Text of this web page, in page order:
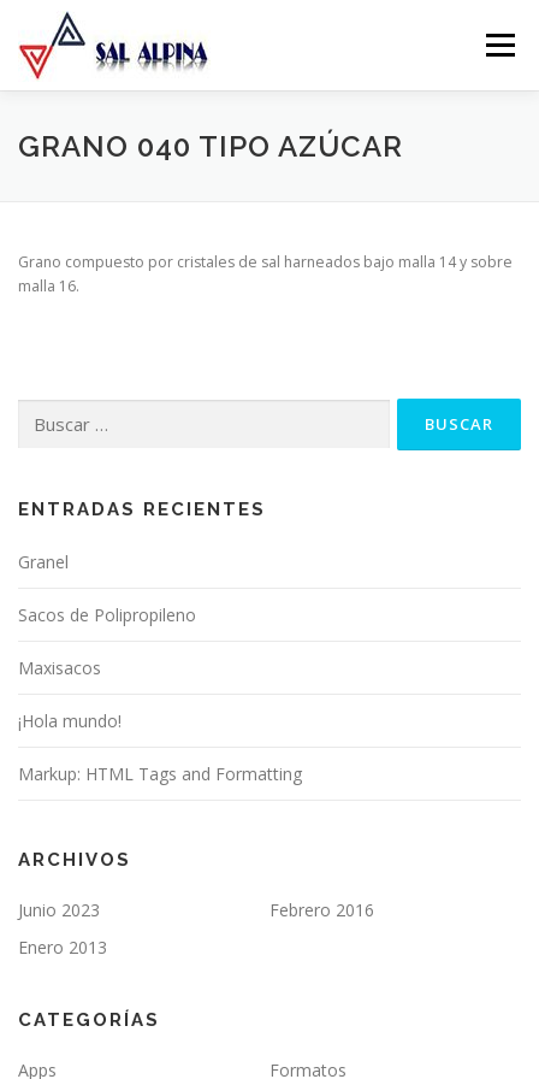
contenido
Menu
QUIENÉS SOMOS NUESTROS PRODUCTOS
GRANO 040 TIPO AZÚCAR
Grano compuesto por cristales de sal harneados bajo malla 14 y sobre
malla 16.
por:
ENTRADAS RECIENTES
Granel
Sacos de Polipropileno
Maxisacos
¡Hola mundo!
Markup: HTML Tags and Formatting
ARCHIVOS
Junio 2023
Febrero 2016
Enero 2013
CATEGORÍAS
Apps Formatos